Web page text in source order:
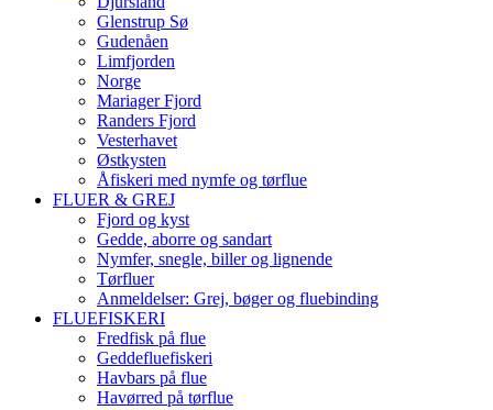
Glenstrup Sø
Gudenåen
Limfjorden
Norge
Mariager Fjord
Randers Fjord
Vesterhavet
Østkysten
Åfiskeri med nymfe og tørflue
FLUER & GREJ
Fjord og kyst
Gedde, aborre og sandart
Nymfer, snegle, biller og lignende
Tørfluer
Anmeldelser: Grej, bøger og fluebinding
FLUEFISKERI
Fredfisk på flue
Geddefluefiskeri
Havbars på flue
Havørred på tørflue